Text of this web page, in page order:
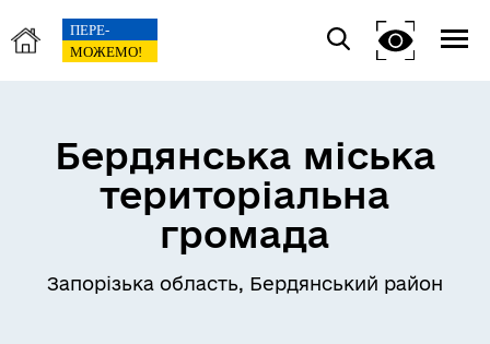
Бердянська міська
територіальна
громада
Запорізька область, Бердянський район